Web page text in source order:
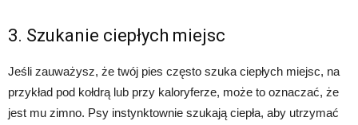
3. Szukanie ciepłych miejsc
Jeśli zauważysz, że twój pies często szuka ciepłych miejsc, na
przykład pod kołdrą lub przy kaloryferze, może to oznaczać, że
jest mu zimno. Psy instynktownie szukają ciepła, aby utrzymać